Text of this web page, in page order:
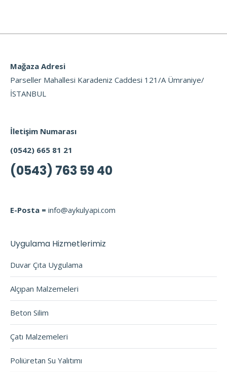
Mağaza Adresi
Parseller Mahallesi Karadeniz Caddesi 121/A Ümraniye/
İSTANBUL
İletişim Numarası
(0542) 665 81 21
(0543) 763 59 40
E-Posta = info@aykulyapi.com
Uygulama Hizmetlerimiz
Duvar Çıta Uygulama
Alçıpan Malzemeleri
Beton Silim
Çatı Malzemeleri
Poliüretan Su Yalıtımı